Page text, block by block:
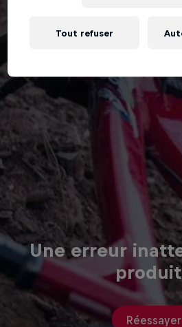
Une erreur
Réessayer
Tout refuser